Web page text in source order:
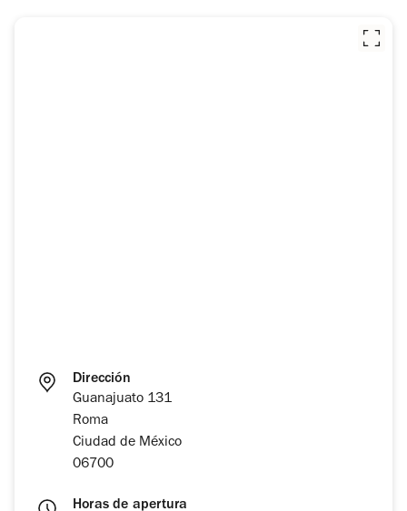
Dirección
Guanajuato 131
Roma
Ciudad de México
06700
Horas de apertura